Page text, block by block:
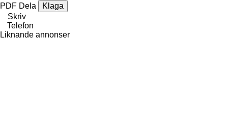
PDF Dela
Klaga
Skriv
Telefon
Liknande annonser